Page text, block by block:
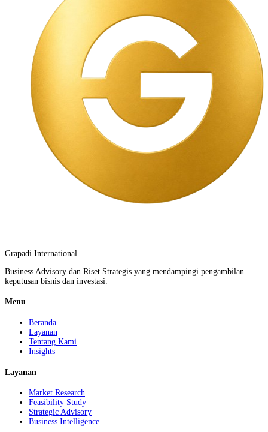
Grapadi International
Business Advisory dan Riset Strategis yang mendampingi pengambilan
keputusan bisnis dan investasi.
Menu
Beranda
Layanan
Tentang Kami
Insights
Layanan
Market Research
Feasibility Study
Strategic Advisory
Business Intelligence